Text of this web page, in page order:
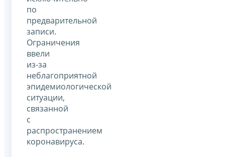
по
предварительной
записи.
Ограничения
ввели
из-за
неблагоприятной
эпидемиологической
ситуации,
связанной
с
распространением
коронавируса.